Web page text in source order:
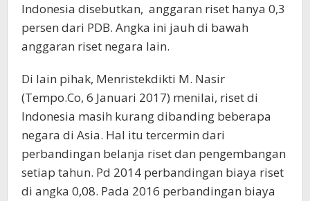
Indonesia disebutkan, anggaran riset hanya 0,3
persen dari PDB. Angka ini jauh di bawah
anggaran riset negara lain.
Di lain pihak, Menristekdikti M. Nasir
(Tempo.Co, 6 Januari 2017) menilai, riset di
Indonesia masih kurang dibanding beberapa
negara di Asia. Hal itu tercermin dari
perbandingan belanja riset dan pengembangan
setiap tahun. Pd 2014 perbandingan biaya riset
di angka 0,08. Pada 2016 perbandingan biaya